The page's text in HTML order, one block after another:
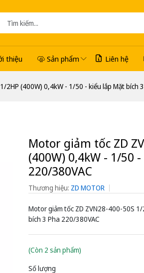
thiệu Sản phẩm Liên hệ
2HP (400W) 0,4kW - 1/50 - kiểu lắp Mặt bích
Motor giảm tốc ZD
(400W) 0,4kW - 1/50
220/380VAC
Thương hiệu: ZD MOTOR
Motor giảm tốc ZD ZVN28-400-50S
bích 3 Pha 220/380VAC
(Còn 2 sản phẩm)
Số lượng